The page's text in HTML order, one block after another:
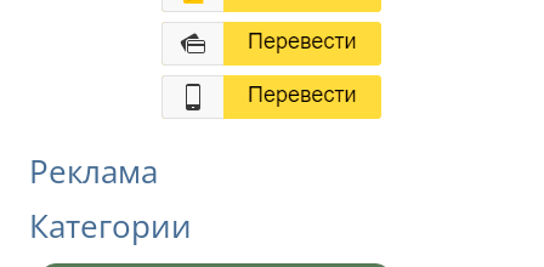
Реклама
Категории